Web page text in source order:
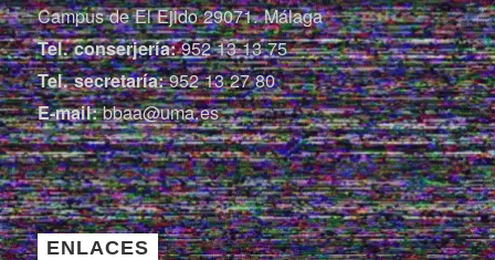
Campus de El Ejido 29071. Málaga
Tel. conserjería:952 13 13 75
Tel. secretaría:952 13 27 80
E-mail:bbaa@uma.es
ENLACES